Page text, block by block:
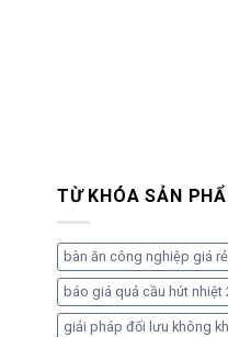
TỪ KHÓA SẢN
bàn ăn công nghiệp giá rẻ
báo giá quả cầu hút nhiệt
giải pháp đối lưu không